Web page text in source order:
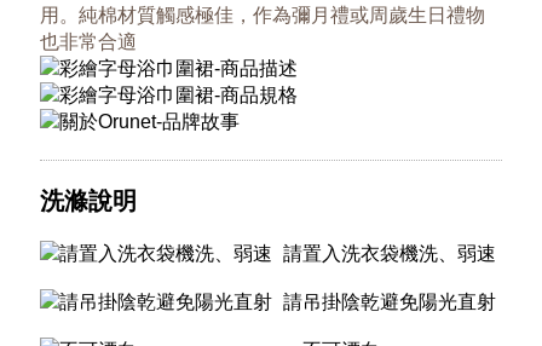
用。純棉材質觸感極佳，作為彌月禮或周歲生日禮物
也非常合適
洗滌說明
請置入洗衣袋機洗、弱速
請吊掛陰乾避免陽光直射